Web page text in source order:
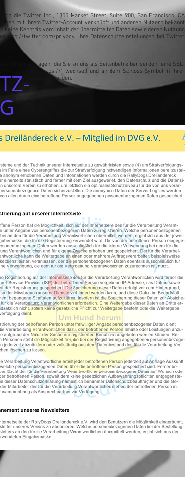
die Twitter Inc., 1355 Market Street, Suite 900, San Francisco, CA
mit Ihrem Twitter-Account verknüpft und anderen Nutzern bekannt
Kenntnis vom Inhalt der übermittelten Daten sowie deren Nutzung
http://twitter.com/privacy. Ihre Datenschutzeinstellungen bei Twitter
der Anfragen, die Sie an uns als Seitenbetreiber senden, eine SSL-
"http://" auf "https://" wechselt und an dem Schloss-Symbol in Ihrer
Dritten mitgelesen werden.